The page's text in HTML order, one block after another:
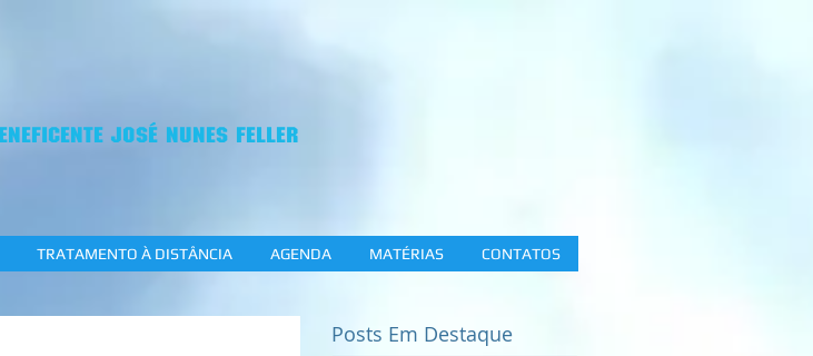
JOSÉ NUNES FELLER
TRATAMENTO À DISTÂNCIA AGENDA MATÉRIAS CONTATOS
Posts Em Destaque